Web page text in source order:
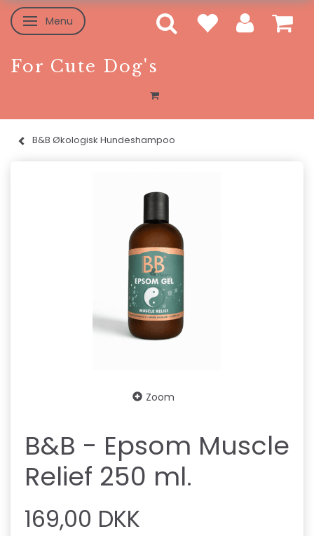
Toggle navigation
Menu
For Cute Dog's
B&B Økologisk Hundeshampoo
Zoom
B&B - Epsom Muscle
Relief 250 ml.
169,00 DKK